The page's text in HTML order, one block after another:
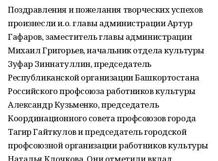
Поздравления и пожелания творческих успехов
произнесли и.о. главы администрации Артур
Гафаров, заместитель главы администрации
Михаил Григорьев, начальник отдела культуры
Зуфар Зиннатуллин, председатель
Республиканской организации Башкортостана
Российского профсоюза работников культуры
Александр Кузьменко, председатель
Координационного совета профсоюзов города
Тагир Гайткулов и председатель городской
профсоюзной организации работников культуры